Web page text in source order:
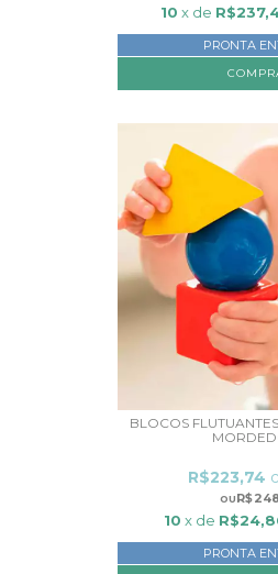
10 x de
PRONTA
BLOCOS
R$223,74
10 x de
PRONTA